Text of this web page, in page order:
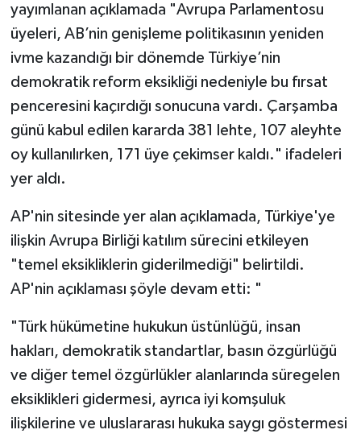
yayımlanan açıklamada "Avrupa Parlamentosu
üyeleri, AB’nin genişleme politikasının yeniden
ivme kazandığı bir dönemde Türkiye’nin
demokratik reform eksikliği nedeniyle bu fırsat
penceresini kaçırdığı sonucuna vardı. Çarşamba
günü kabul edilen kararda 381 lehte, 107 aleyhte
oy kullanılırken, 171 üye çekimser kaldı." ifadeleri
yer aldı.
AP'nin sitesinde yer alan açıklamada, Türkiye'ye
ilişkin Avrupa Birliği katılım sürecini etkileyen
"temel eksikliklerin giderilmediği" belirtildi.
AP'nin açıklaması şöyle devam etti: "
"Türk hükümetine hukukun üstünlüğü, insan
hakları, demokratik standartlar, basın özgürlüğü
ve diğer temel özgürlükler alanlarında süregelen
eksiklikleri gidermesi, ayrıca iyi komşuluk
ilişkilerine ve uluslararası hukuka saygı göstermesi